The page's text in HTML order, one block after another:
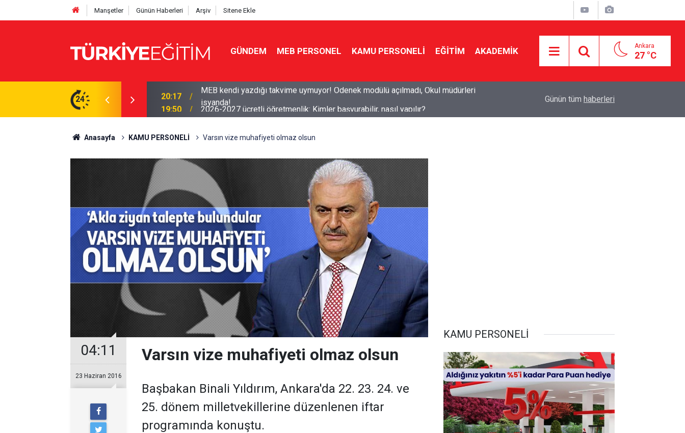
Manşetler Günün Haberleri Arşiv Sitene Ekle
GÜNDEM MEB PERSONEL KAMU PERSONELİ EĞİTİM AKADEMİK Ankara
27 °C
24
Ödenek modülü açılmadı, Okul müdürleri
19:50 2026-2027 ücretli öğretmenlik: Kimler başvurabilir, nasıl yapılır? Ücretli öğretmenlere kadro yok! Bakan Tekin
Günün tüm haberleri
Anasayfa KAMU PERSONELİ Varsın vize muhafiyeti olmaz olsun
04:11
23 Haziran 2016
Varsın vize muhafiyeti olmaz olsun
Başbakan Binali Yıldırım, Ankara'da 22. 23. 24. ve
25. dönem milletvekillerine düzenlenen iftar
programında konuştu.
KAMU PERSONELİ